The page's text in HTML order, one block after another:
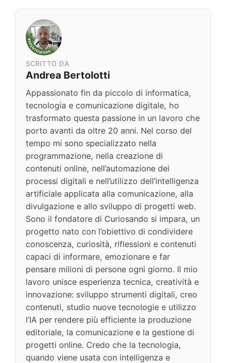
SCRITTO DA
Andrea Bertolotti
Appassionato fin da piccolo di informatica,
tecnologia e comunicazione digitale, ho
trasformato questa passione in un lavoro che
porto avanti da oltre 20 anni. Nel corso del
tempo mi sono specializzato nella
programmazione, nella creazione di
contenuti online, nell’automazione dei
processi digitali e nell’utilizzo dell’intelligenza
artificiale applicata alla comunicazione, alla
divulgazione e allo sviluppo di progetti web.
Sono il fondatore di Curiosando si impara, un
progetto nato con l’obiettivo di condividere
conoscenza, curiosità, riflessioni e contenuti
capaci di informare, emozionare e far
pensare milioni di persone ogni giorno. Il mio
lavoro unisce esperienza tecnica, creatività e
innovazione: sviluppo strumenti digitali, creo
contenuti, studio nuove tecnologie e utilizzo
l’IA per rendere più efficiente la produzione
editoriale, la comunicazione e la gestione di
progetti online. Credo che la tecnologia,
quando viene usata con intelligenza e